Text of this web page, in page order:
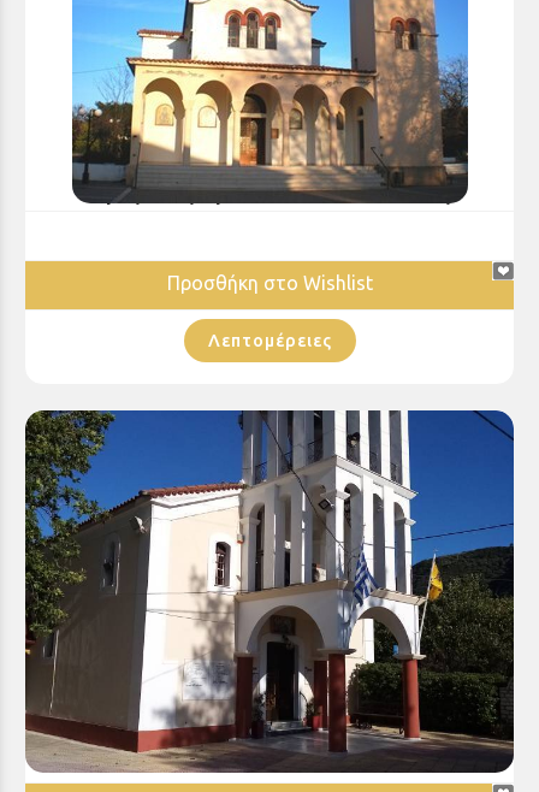
Ιερός Ναός Αγίου Αθανασίου Κουνινάς
Προσθήκη στο Wishlist
Λεπτομέρειες
Ιερός Ναός Αγίου Αθανασίου Ελίκης